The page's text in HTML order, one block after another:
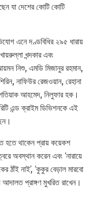
যা দেশের কোটি কোটি
এনে দণ্ডবিধির ২৯৫ ধারায়
খন্দকার এবং
নিশু, এমডি মিজানুর রহমান,
নাফিউর রেজওয়ান, রেহানা
আহমেদ, নিলুফার হক।
এন্ড ক্রাইম ডিভিশনকে এই
হতে থাকেন প্রায় কয়েকশ
অবস্থান করেন এবং ‘নারায়ে
ঠাঁই নাই’, ‘কুকুর বেড়াল মারবো
প্রাঙ্গণ মুখরিত রাখেন।